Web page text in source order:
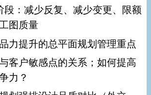
段：减少反复、减少变更、限额
图质量
力提升的总平面规划管理重点
客户敏感点的关系；如何提高
力？